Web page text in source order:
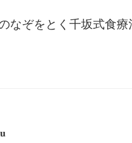
なぞをとく千坂式食